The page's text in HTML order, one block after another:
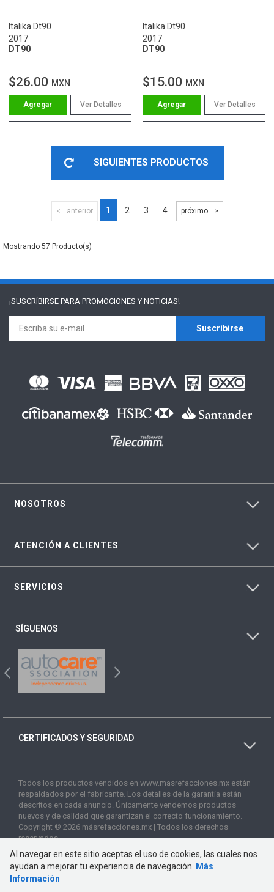
Italika Dt90
2017
DT90
$26.00 MXN
Ver Detalles
Italika Dt90
2017
DT90
$15.00 MXN
Ver Detalles
SIGUIENTES PRODUCTOS
anterior 1 2 3 4 próximo
57
¡SUSCRÍBIRSE PARA PROMOCIONES Y NOTICIAS!
Suscríbirse
NOSOTROS
ATENCIÓN A CLIENTES
SERVICIOS
SÍGUENOS
CERTIFICADOS Y SEGURIDAD
Todos los productos vendidos en www.masrefacciones.mx están
respaldados por el fabricante. Los detalles de la garantía están
descritos en cada anuncio. Únicamente vendemos productos
nuevos y de calidad que garantizan el correcto funcionamiento.
Copyright © 2026 másrefacciones.mx | Todos los derechos
reservados
Al navegar en este sitio aceptas el uso de cookies, las cuales nos
ayudan a mejorar tu experiencia de navegación.
Más
Información